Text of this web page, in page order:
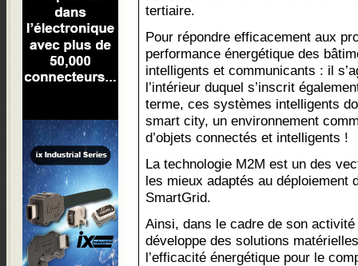
tertiaire.
Pour répondre efficacement aux
performance énergétique des
intelligents et communicants : il
l’intérieur duquel s’inscrit
terme, ces systèmes intelligents
smart city, un environnement
d’objets connectés et intelligents !
La technologie M2M est un des
les mieux adaptés au déploiement
SmartGrid.
Ainsi, dans le cadre de son
développe des solutions
l’efficacité énergétique pour le